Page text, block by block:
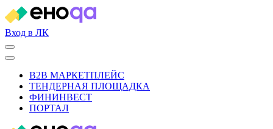
Вход в ЛК
B2B МАРКЕТПЛЕЙС
ТЕНДЕРНАЯ ПЛОЩАДКА
ФИНИНВЕСТ
ПОРТАЛ